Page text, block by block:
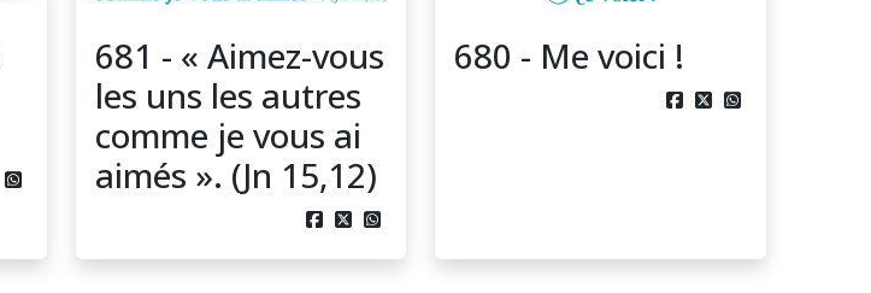

681 - « Aimez-vous
les uns les autres
comme je vous ai
aimés ». (Jn 15,12)
  
680 - Me voici !
  